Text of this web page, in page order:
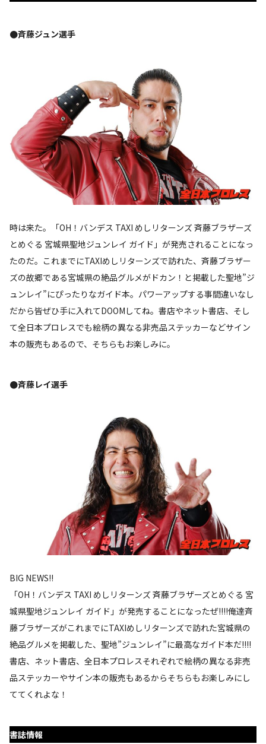
●斉藤ジュン選手
時は来た。「OH！バンデス TAXI めしリターンズ 斉藤ブラザーズ
とめぐる 宮城県聖地ジュンレイ ガイド」が発売されることになっ
たのだ。これまでにTAXIめしリターンズで訪れた、斉藤ブラザー
ズの故郷である宮城県の絶品グルメがドカン！と掲載した聖地”ジ
ュンレイ”にぴったりなガイド本。パワーアップする事間違いなし
だから皆ぜひ手に入れてDOOMしてね。書店やネット書店、そし
て全日本プロレスでも絵柄の異なる非売品ステッカーなどサイン
本の販売もあるので、そちらもお楽しみに。
●斉藤レイ選手
BIG NEWS!!
「OH！バンデス TAXI めしリターンズ 斉藤ブラザーズとめぐる 宮
城県聖地ジュンレイ ガイド」が発売することになったぜ!!!!俺達斉
藤ブラザーズがこれまでにTAXIめしリターンズで訪れた宮城県の
絶品グルメを掲載した、聖地”ジュンレイ”に最高なガイド本だ!!!!
書店、ネット書店、全日本プロレスそれぞれで絵柄の異なる非売
品ステッカーやサイン本の販売もあるからそちらもお楽しみにし
ててくれよな！
書誌情報